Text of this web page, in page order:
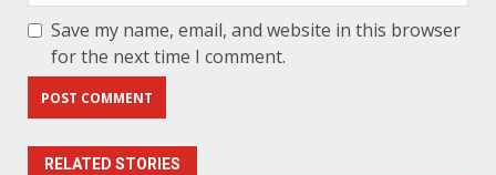
Save my name, email, and website in this browser
for the next time I comment.
RELATED STORIES